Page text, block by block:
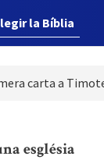
la Bíblia
carta a
església